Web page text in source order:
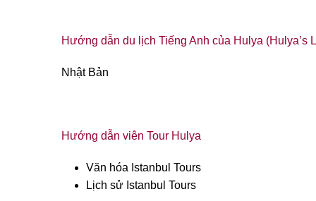
Hướng dẫn du lịch Tiếng Anh của Hulya (Hulya’s
Nhật Bản
Hướng dẫn viên Tour Hulya
Văn hóa Istanbul Tours
Lịch sử Istanbul Tours